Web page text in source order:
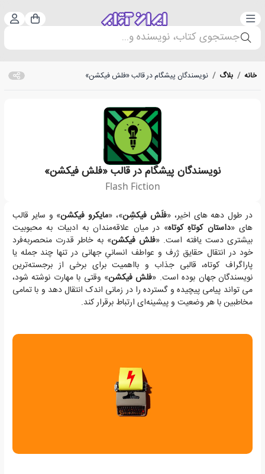
دسته‌بندی سبد
جستجوی کتاب، نویسنده و...
خانه / بلاگ / نویسندگان پیشگام در قالب «فلش فیکشن»
نویسندگان پیشگام در قالب «فلش فیکشن»
Flash Fiction
«فلش فیکشن» به خاطر قدرت منحصربه‌فرد خود در انتقال حقایق ژرف و عواطف
در طول دهه های اخیر، «فلَش فیکشِن»، «مایکرو فیکشن» و سایر قالب
های «داستان کوتاهِ کوتاه» در میان علاقه‌مندان به ادبیات به محبوبیت
بیشتری دست یافته است. «فلش فیکشن» به خاطر قدرت منحصربه‌فرد
خود در انتقال حقایق ژرف و عواطف انسانیِ جهانی در تنها چند جمله یا
پاراگراف کوتاه، قالبی جذاب و بااهمیت برای برخی از برجسته‌ترین
نویسندگان جهان بوده است. «فلش فیکشن» وقتی با مهارت نوشته شود،
می تواند پیامی پیچیده و گسترده را در زمانی اندک انتقال دهد و با تمامی
مخاطبین با هر وضعیت و پیشینه‌ای ارتباط برقرار کند.